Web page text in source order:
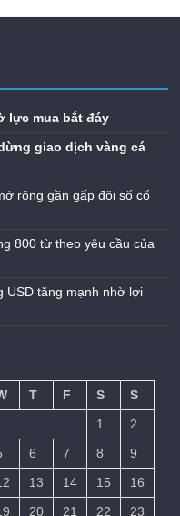
lực mua bắt đáy
giao dịch vàng cá
rộng gần gấp đôi số cổ
800 từ theo yêu cầu của
USD tăng mạnh nhờ lợi
T F S
S
1
2
6 7 8
9
13 14 15
16
20 21 22 23